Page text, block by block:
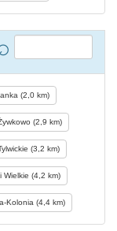
(2,0 km)
(2,9 km)
(3,2 km)
Wielkie (4,2 km)
Kolonia (4,4 km)